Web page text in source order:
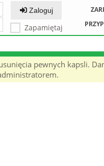
Zaloguj
Zapamiętaj
pewnych kapsli.